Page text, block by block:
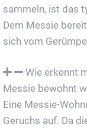
sammeln, ist das
Dem Messie
sich vom
Wie erkennt
Messie bewohnt
Eine Messie-
Geruchs auf. Da